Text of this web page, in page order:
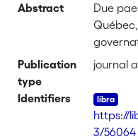
Abstract
Due
quella
modo i
Publication
type
journal
Identifiers
https://
3/56064